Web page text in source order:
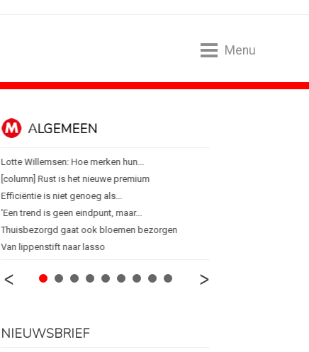
Menu
ALGEMEEN
Lotte Willemsen: Hoe merken hun...
[column] Rust is het nieuwe premium
Efficiëntie is niet genoeg als...
'Een trend is geen eindpunt, maar...
Thuisbezorgd gaat ook bloemen bezorgen
Van lippenstift naar lasso
NIEUWSBRIEF